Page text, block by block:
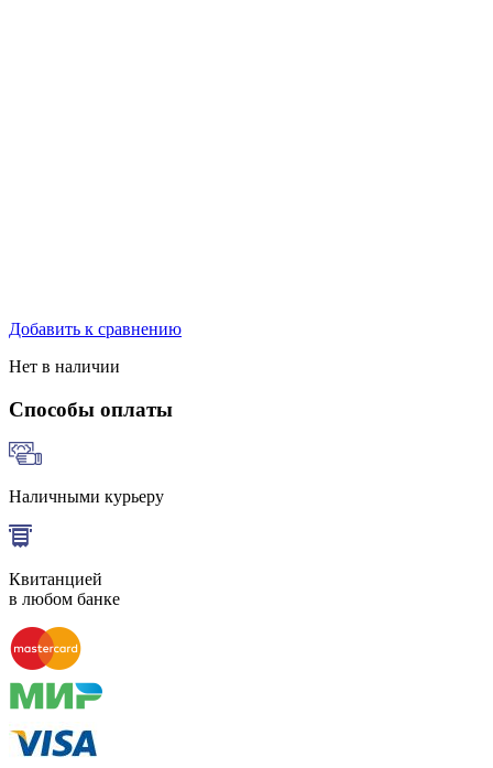
Добавить к сравнению
Нет в наличии
Способы оплаты
Наличными курьеру
Квитанцией
в любом банке